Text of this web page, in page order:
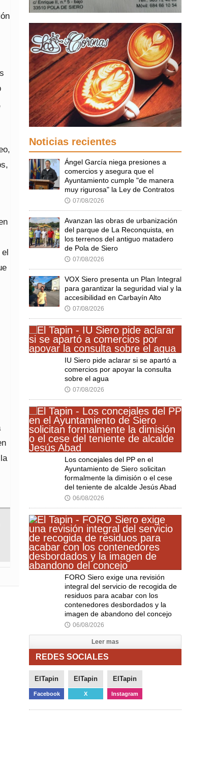
Noticias recientes
Ángel García niega presiones a
comercios y asegura que el
Ayuntamiento cumple "de manera
muy rigurosa" la Ley de Contratos
🕔 07/08/2026
Avanzan las obras de urbanización
del parque de La Reconquista, en
los terrenos del antiguo matadero
de Pola de Siero
🕔 07/08/2026
VOX Siero presenta un Plan Integral
para garantizar la seguridad vial y la
accesibilidad en Carbayín Alto
🕔 07/08/2026
IU Siero pide aclarar si se apartó a
comercios por apoyar la consulta
sobre el agua
🕔 07/08/2026
Los concejales del PP en el
Ayuntamiento de Siero solicitan
formalmente la dimisión o el cese
del teniente de alcalde Jesús Abad
🕔 06/08/2026
FORO Siero exige una revisión
integral del servicio de recogida de
residuos para acabar con los
contenedores desbordados y la
imagen de abandono del concejo
🕔 06/08/2026
Leer mas
REDES SOCIALES
ElTapin
Facebook
ElTapin
X
ElTapin
Instagram